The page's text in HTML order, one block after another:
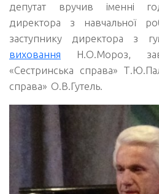
депутат вручив іменні
директора з навчальної
заступнику директора з
виховання
Н.О.Мороз,
«Сестринська справа» Т.Ю.
справа» О.В.Гутель.